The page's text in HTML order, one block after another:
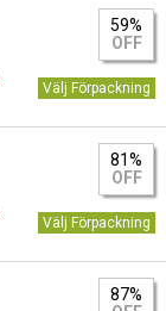
59%
OFF
Välj Förpackning
81%
OFF
Välj Förpackning
87%